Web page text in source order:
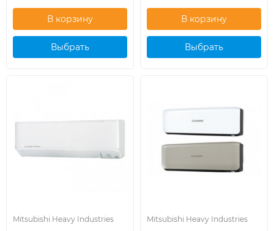
Выбрать
Выбрать
Mitsubishi Heavy Industries Mitsubishi Heavy Industries